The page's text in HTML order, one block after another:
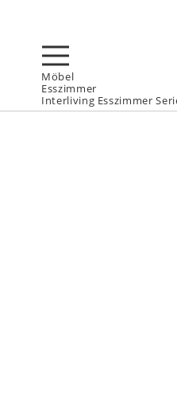
Möbel
Esszimmer
Interliving Esszimmer